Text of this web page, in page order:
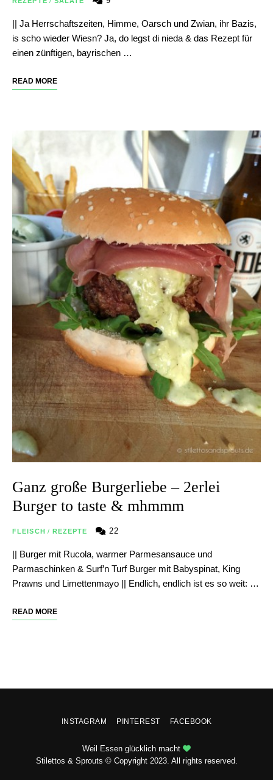
|| Ja Herrschaftszeiten, Himme, Oarsch und Zwian, ihr Bazis,
is scho wieder Wiesn? Ja, do legst di nieda & das Rezept für
einen zünftigen, bayrischen …
READ MORE
Ganz große Burgerliebe – 2erlei
Burger to taste & mhmmm
FLEISCH / REZEPTE 22
|| Burger mit Rucola, warmer Parmesansauce und
Parmaschinken & Surf’n Turf Burger mit Babyspinat, King
Prawns und Limettenmayo || Endlich, endlich ist es so weit: …
READ MORE
INSTAGRAM PINTEREST FACEBOOK
Weil Essen glücklich macht
Stilettos & Sprouts © Copyright 2023. All rights reserved.